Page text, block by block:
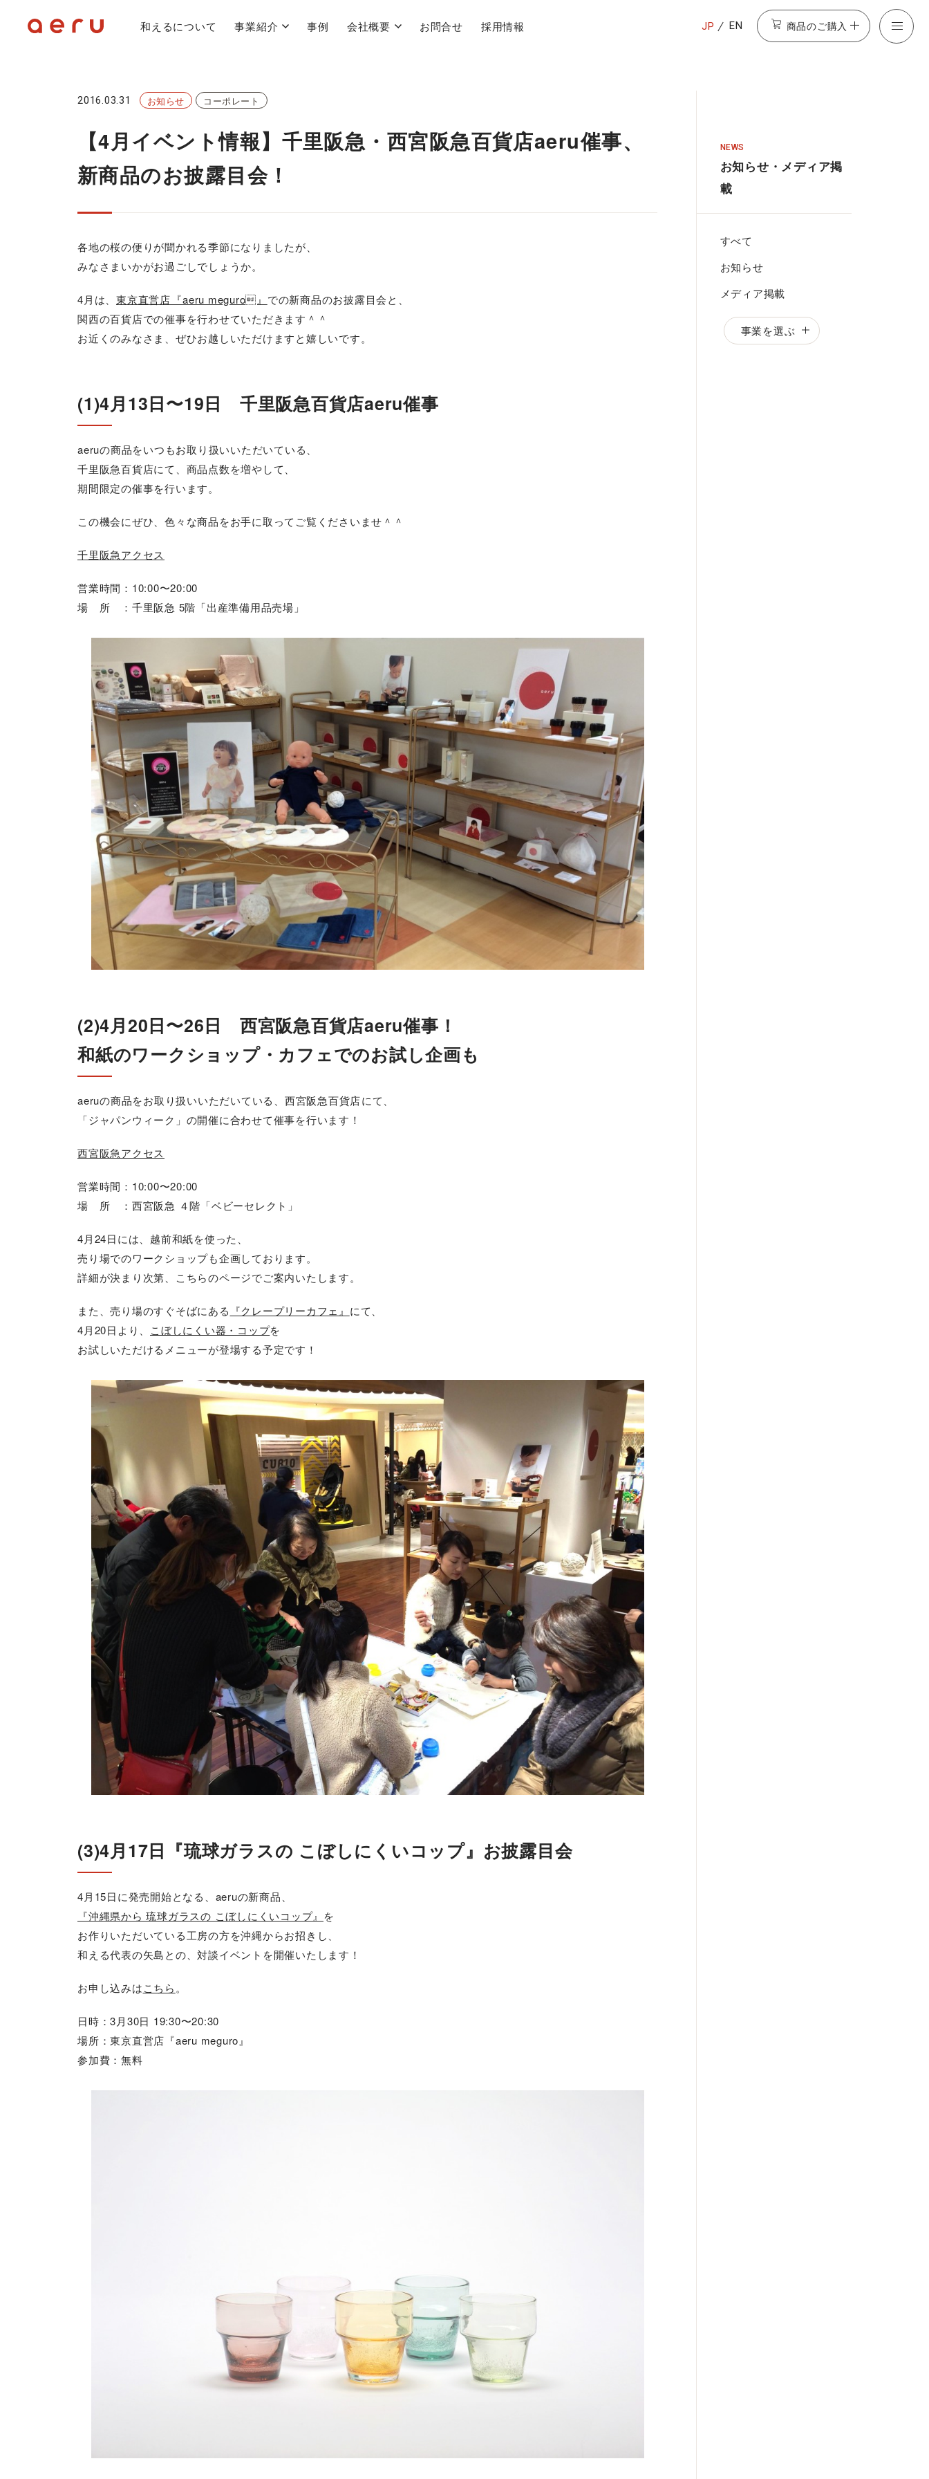
和えるについて 事業紹介 事例 会社概要 お問合せ 採用情報 JP EN 商品のご購入
2016.03.31 お知らせ コーポレート
【4月イベント情報】千里阪急・西宮阪急百貨店aeru催事、
新商品のお披露目会！
各地の桜の便りが聞かれる季節になりましたが、
みなさまいかがお過ごしでしょうか。
4月は、 東京直営店『aeru meguro』 での新商品のお披露目会と、
関西の百貨店での催事を行わせていただきます＾＾
お近くのみなさま、ぜひお越しいただけますと嬉しいです。
(1)4月13日〜19日 千里阪急百貨店aeru催事
aeruの商品をいつもお取り扱いいただいている、
千里阪急百貨店にて、商品点数を増やして、
期間限定の催事を行います。
この機会にぜひ、色々な商品をお手に取ってご覧くださいませ＾＾
千里阪急アクセス
営業時間：10:00〜20:00
場 所 ：千里阪急 5階「出産準備用品売場」
(2)4月20日〜26日 西宮阪急百貨店aeru催事！
和紙のワークショップ・カフェでのお試し企画も
aeruの商品をお取り扱いいただいている、西宮阪急百貨店にて、
「ジャパンウィーク」の開催に合わせて催事を行います！
西宮阪急アクセス
営業時間：10:00〜20:00
場 所 ：西宮阪急 ４階「ベビーセレクト」
4月24日には、越前和紙を使った、
売り場でのワークショップも企画しております。
詳細が決まり次第、こちらのページでご案内いたします。
また、売り場のすぐそばにある 『クレープリーカフェ』 にて、
4月20日より、 こぼしにくい器・コップを
お試しいただけるメニューが登場する予定です！
(3)4月17日『琉球ガラスの こぼしにくいコップ』お披露目会
4月15日に発売開始となる、aeruの新商品、
『沖縄県から 琉球ガラスの こぼしにくいコップ』 を
お作りいただいている工房の方を沖縄からお招きし、
和える代表の矢島との、対談イベントを開催いたします！
お申し込みはこちら。
日時：3月30日 19:30〜20:30
場所：東京直営店『aeru meguro』
参加費：無料
NEWS
お知らせ・メディア掲
載
すべて
お知らせ
メディア掲載
事業を選ぶ